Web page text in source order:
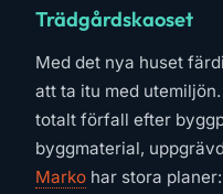
Trädgårdskaoset
Med det nya huset
att ta itu med
totalt förfall efter
byggmaterial,
Marko har stora